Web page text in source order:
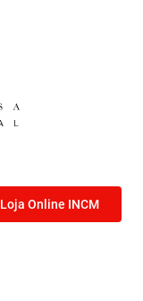
Loja Online INCM